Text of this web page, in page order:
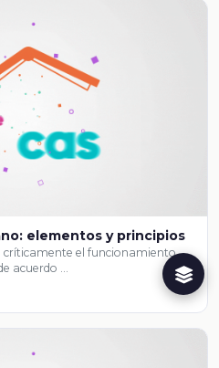
elementos y principios
críticamente el funcionamiento
acuerdo …